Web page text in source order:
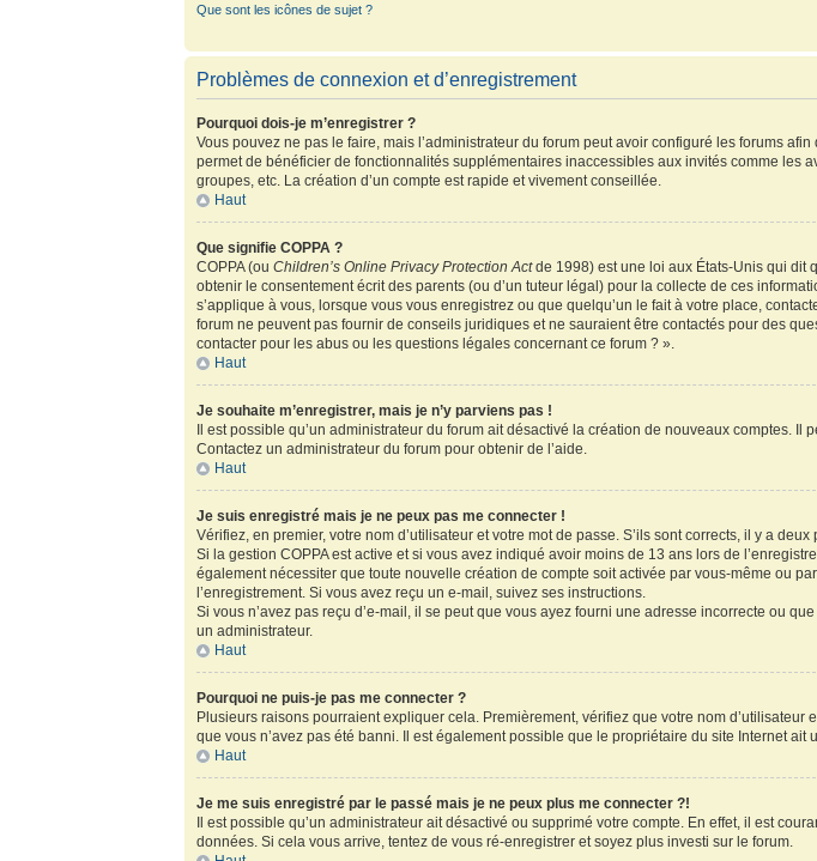
Que sont les icônes de sujet ?
Problèmes de connexion et d’enregistrement
Pourquoi dois-je m’enregistrer ?
Vous pouvez ne pas le faire, mais l’administrateur du forum peut avoir configuré les forums
permet de bénéficier de fonctionnalités supplémentaires inaccessibles aux invités comme les
groupes, etc. La création d’un compte est rapide et vivement conseillée.
Haut
Que signifie COPPA ?
COPPA (ouChildren’s Online Privacy Protection Actde 1998) est une loi aux États-Unis qui dit
obtenir le consentement écrit des parents (ou d’un tuteur légal) pour la collecte de ces
s’applique à vous, lorsque vous vous enregistrez ou que quelqu’un le fait à votre place,
forum ne peuvent pas fournir de conseils juridiques et ne sauraient être contactés pour des
contacter pour les abus ou les questions légales concernant ce forum ? ».
Haut
Je souhaite m’enregistrer, mais je n’y parviens pas !
Il est possible qu’un administrateur du forum ait désactivé la création de nouveaux comptes.
Contactez un administrateur du forum pour obtenir de l’aide.
Haut
Je suis enregistré mais je ne peux pas me connecter !
Vérifiez, en premier, votre nom d’utilisateur et votre mot de passe. S’ils sont corrects, il y a deux
Si la gestion COPPA est active et si vous avez indiqué avoir moins de 13 ans lors de
également nécessiter que toute nouvelle création de compte soit activée par vous-même ou
l’enregistrement. Si vous avez reçu un e-mail, suivez ses instructions.
Si vous n’avez pas reçu d’e-mail, il se peut que vous ayez fourni une adresse incorrecte ou
un administrateur.
Haut
Pourquoi ne puis-je pas me connecter ?
Plusieurs raisons pourraient expliquer cela. Premièrement, vérifiez que votre nom
que vous n’avez pas été banni. Il est également possible que le propriétaire du site Internet
Haut
Je me suis enregistré par le passé mais je ne peux plus me connecter ?!
Il est possible qu’un administrateur ait désactivé ou supprimé votre compte. En effet, il est
données. Si cela vous arrive, tentez de vous ré-enregistrer et soyez plus investi sur le forum.